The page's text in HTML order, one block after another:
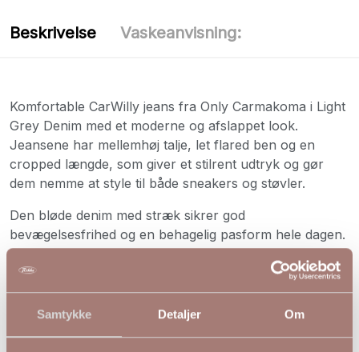
Samtykke Detaljer Om
Beskrivelse Vaskeanvisning:
Komfortable CarWilly jeans fra Only Carmakoma i Light
Grey Denim med et moderne og afslappet look.
Jeansene har mellemhøj talje, let flared ben og en
cropped længde, som giver et stilrent udtryk og gør
dem nemme at style til både sneakers og støvler.
Den bløde denim med stræk sikrer god
bevægelsesfrihed og en behagelig pasform hele dagen.
Klassiske detaljer som for- og baglommer,
bæltestropper samt lukning med lynlås og knap gør
dem både praktiske og stilfulde til hverdagsbrug.
Light Grey Denim
Fit:Flared / Cropped